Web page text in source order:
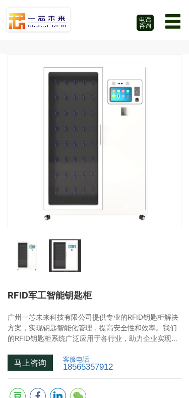
电话
咨询
RFID军工智能钥匙柜
广州一芯未来科技有限公司提供专业的RFID钥匙柜解决
方案，实现钥匙智能化管理，提高安全性和效率。我们
的RFID钥匙柜系统广泛应用于各行业，助力企业实现钥
马上咨询 客服电话
18565357912